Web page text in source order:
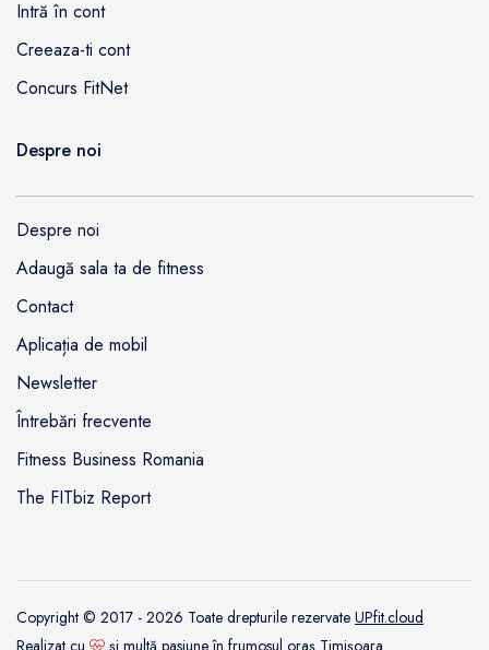
Intră în cont
Creeaza-ti cont
Concurs FitNet
Despre noi
Despre noi
Adaugă sala ta de fitness
Contact
Aplicația de mobil
Newsletter
Întrebări frecvente
Fitness Business Romania
The FITbiz Report
Copyright © 2017 - 2026 Toate drepturile rezervate UPfit.cloud
Realizat cu
şi multă pasiune în frumosul oraş Timişoara